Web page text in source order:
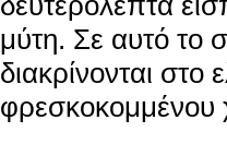
μύτη. Σε αυτό το
διακρίνονται
φρεσκοκομμένου